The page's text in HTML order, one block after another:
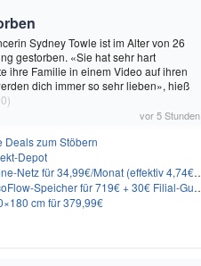
Sydney Towle ist im Alter von 26
gestorben. «Sie hat sehr hart
ihre Familie in einem Video auf ihren
dich immer so sehr lieben», hieß
vor 5 Stunden
Deals zum Stöbern
Depot
für 34,99€/Monat (effektiv 4,74€/Monat)
Speicher für 719€ + 30€ Filial-Gutschein
cm für 379,99€